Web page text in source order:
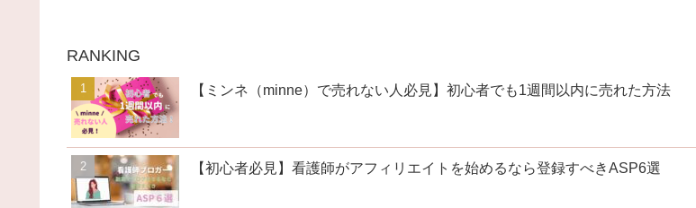
RANKING
【ミンネ（minne）で売れない人必見】初心者でも1週間以内に売れた方法
【初心者必見】看護師がアフィリエイトを始めるなら登録すべきASP6選